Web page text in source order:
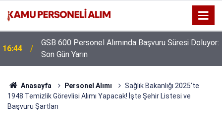
16:44
GSB 600 Personel Alımında Başvuru Süresi Doluyor:
Son Gün Yarın
Anasayfa Personel Alımı
Sağlık Bakanlığı 2025’te
1948 Temizlik Görevlisi Alımı Yapacak! İşte Şehir Listesi ve
Başvuru Şartları